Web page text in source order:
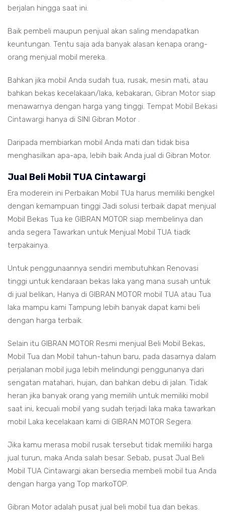
berjalan hingga saat ini.
Baik pembeli maupun penjual akan saling mendapatkan
keuntungan. Tentu saja ada banyak alasan kenapa orang-
orang menjual mobil mereka.
Bahkan jika mobil Anda sudah tua, rusak, mesin mati, atau
bahkan bekas kecelakaan/laka, kebakaran, Gibran Motor siap
menawarnya dengan harga yang tinggi. Tempat Mobil Bekasi
Cintawargi hanya di SINI Gibran Motor .
Daripada membiarkan mobil Anda mati dan tidak bisa
menghasilkan apa-apa, lebih baik Anda jual di Gibran Motor.
Jual Beli Mobil TUA Cintawargi
Era moderein ini Perbaikan Mobil TUa harus memiliki bengkel
dengan kemampuan tinggi Jadi solusi terbaik dapat menjual
Mobil Bekas Tua ke GIBRAN MOTOR siap membelinya dan
anda segera Tawarkan untuk Menjual Mobil TUA tiadk
terpakainya.
Untuk penggunaannya sendiri membutuhkan Renovasi
tinggi untuk kendaraan bekas laka yang mana susah untuk
di jual belikan, Hanya di GIBRAN MOTOR mobil TUA atau Tua
laka mampu kami Tampung lebih banyak dapat kami beli
dengan harga terbaik.
Selain itu GIBRAN MOTOR Resmi menjual Beli Mobil Bekas,
Mobil Tua dan Mobil tahun-tahun baru, pada dasarnya dalam
perjalanan mobil juga lebih melindungi penggunanya dari
sengatan matahari, hujan, dan bahkan debu di jalan. Tidak
heran jika banyak orang yang memilih untuk memiliki mobil
saat ini, kecuali mobil yang sudah terjadi laka maka tawarkan
mobil Laka kecelakaan kami di GIBRAN MOTOR Segera.
Jika kamu merasa mobil rusak tersebut tidak memiliki harga
jual turun, maka Anda salah besar. Sebab, pusat Jual Beli
Mobil TUA Cintawargi akan bersedia membeli mobil tua Anda
dengan harga yang Top markoTOP.
Gibran Motor adalah pusat jual beli mobil tua dan bekas.